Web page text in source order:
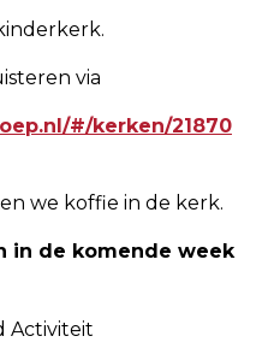
via
#/kerken/21870
we koffie in de kerk.
in de komende week
Activiteit